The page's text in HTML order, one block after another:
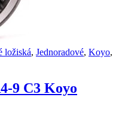
ložiská, Jednoradové, Koyo,
9 C3 Koyo